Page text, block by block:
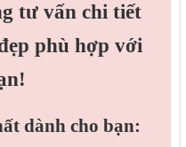
tư vấn chi tiết
phù hợp với
dành cho bạn: